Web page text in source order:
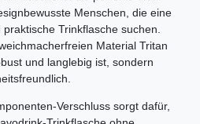
Menschen, die eine
Trinkflasche suchen.
Material Tritan
und langlebig ist, sondern
Verschluss sorgt dafür,